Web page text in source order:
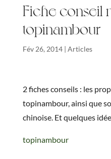
Fiche conseil
topinambour
Fév 26, 2014| Articles
2 fiches conseils : les
topinambour, ainsi que
chinoise. Et quelques
topinambour